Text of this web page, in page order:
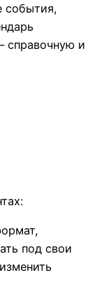
события,
справочную и
под свои